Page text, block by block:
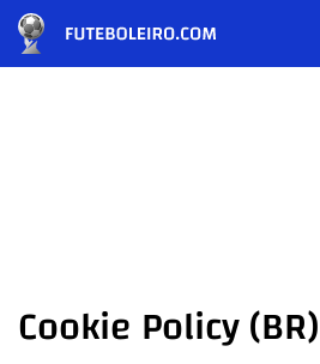
Cookie Policy (BR)